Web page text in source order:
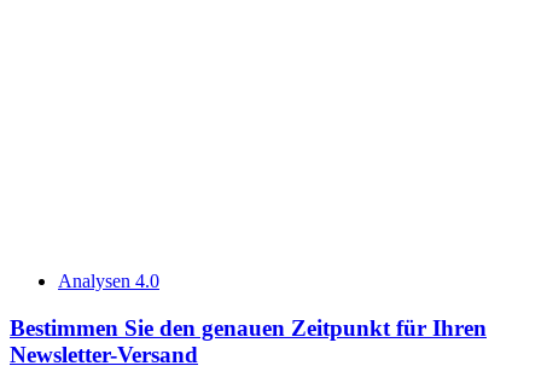
Analysen 4.0
Bestimmen Sie den genauen Zeitpunkt für Ihren
Newsletter-Versand